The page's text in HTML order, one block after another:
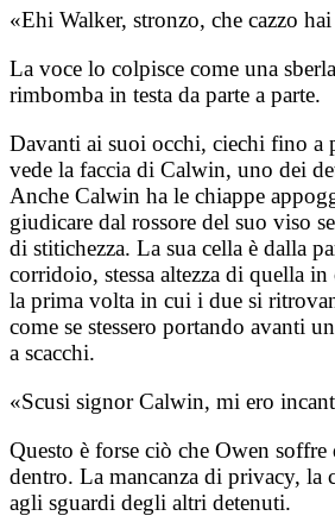
«Ehi Walker, stronzo, che cazzo
La voce lo colpisce come una
rimbomba in testa da parte a parte.
Davanti ai suoi occhi, ciechi fino a
vede la faccia di Calwin, uno dei
Anche Calwin ha le chiappe
giudicare dal rossore del suo viso
di stitichezza. La sua cella è dalla
corridoio, stessa altezza di quella
la prima volta in cui i due si
come se stessero portando avanti
a scacchi.
«Scusi signor Calwin, mi ero
Questo è forse ciò che Owen
dentro. La mancanza di privacy, la
agli sguardi degli altri detenuti.